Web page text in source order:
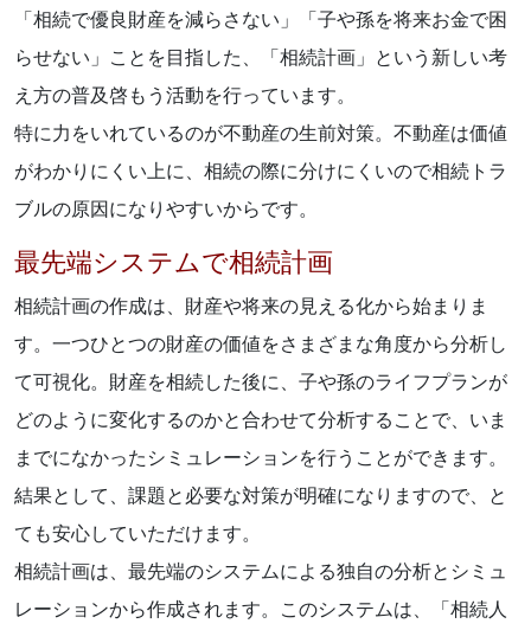
「相続で優良財産を減らさない」「子や孫を将来お金で困
らせない」ことを目指した、「相続計画」という新しい考
え方の普及啓もう活動を行っています。
特に力をいれているのが不動産の生前対策。不動産は価値
がわかりにくい上に、相続の際に分けにくいので相続トラ
ブルの原因になりやすいからです。
最先端システムで相続計画
相続計画の作成は、財産や将来の見える化から始まりま
す。一つひとつの財産の価値をさまざまな角度から分析し
て可視化。財産を相続した後に、子や孫のライフプランが
どのように変化するのかと合わせて分析することで、いま
までになかったシミュレーションを行うことができます。
結果として、課題と必要な対策が明確になりますので、と
ても安心していただけます。
相続計画は、最先端のシステムによる独自の分析とシミュ
レーションから作成されます。このシステムは、「相続人